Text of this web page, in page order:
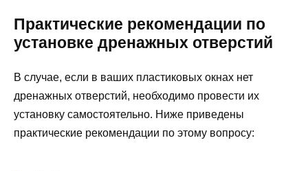
Практические рекомендации по
установке дренажных отверстий
В случае, если в ваших пластиковых окнах нет
дренажных отверстий, необходимо провести их
установку самостоятельно. Ниже приведены
практические рекомендации по этому вопросу: